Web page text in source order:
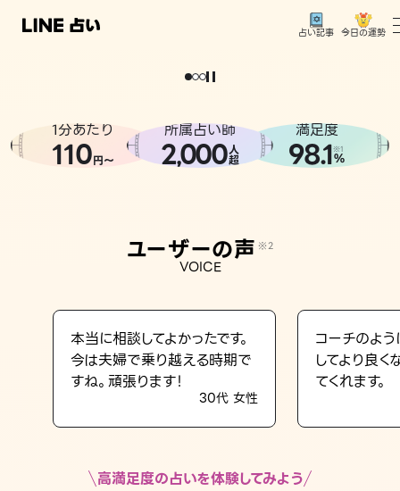
占い記事 今日の運勢
相談事例
LINE占いを開く
※LINEアプリ内のサービスページへ遷移します
どうせなら
。
1分あたり
110円〜
所属占い師
2,000人
超
満足度
98.1※1
%
ユーザーの声 ※2
VOICE
本当に相談してよかったです。
今は夫婦で乗り越える時期で
すね。頑張ります！
30代 女性
コーチのよ
してより良
てくれます。
高満足度の占いを体験してみよう